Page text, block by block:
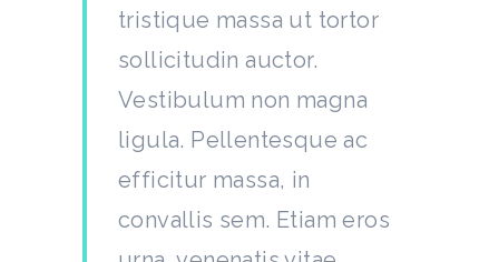
tristique massa ut tortor
sollicitudin auctor.
Vestibulum non magna
ligula. Pellentesque ac
efficitur massa, in
convallis sem. Etiam eros